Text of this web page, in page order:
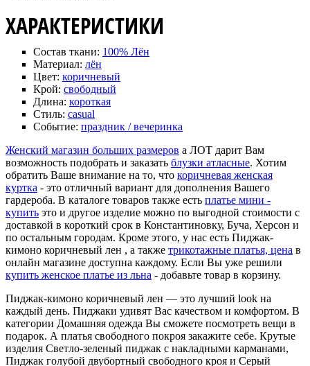
ХАРАКТЕРИСТИКИ
Состав ткани: 100% Лён
Материал: лён
Цвет: коричневый
Крой: свободный
Длина: короткая
Стиль: casual
Событие: праздник / вечеринка
Женский магазин больших размеров а ЛОТ дарит Вам
возможность подобрать и заказать блузки атласные. Хотим
обратить Ваше внимание на то, что коричневая женская
куртка - это отличный вариант для дополнения Вашего
гардероба. В каталоге товаров также есть платье мини -
купить это и другое изделие можно по выгодной стоимости с
доставкой в короткий срок в Константиновку, Буча, Херсон и
по остальным городам. Кроме этого, у нас есть Пиджак-
кимоно коричневый лен , а также трикотажные платья, цена в
онлайн магазине доступна каждому. Если Вы уже решили
купить женское платье из льна - добавьте товар в корзину.
Пиджак-кимоно коричневый лен — это лучший look на
каждый день. Пиджаки удивят Вас качеством и комфортом. В
категории Домашняя одежда Вы сможете посмотреть вещи в
подарок. А платья свободного покроя закажите себе. Крутые
изделия Светло-зеленый пиджак с накладными карманами,
Пиджак голубой двубортный свободного кроя и Серый